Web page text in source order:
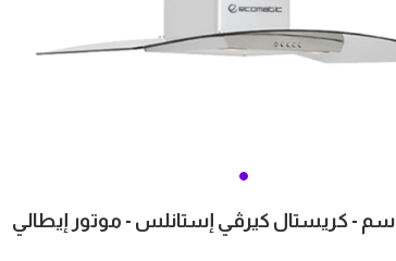
شفاط إيكوماتيك 60 سم - كريستال كيرڤي إستانلس - موتور إيطالي